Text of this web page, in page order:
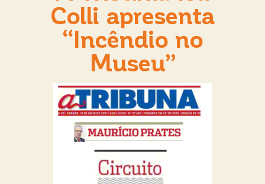
Colli apresenta
“Incêndio no
Museu”